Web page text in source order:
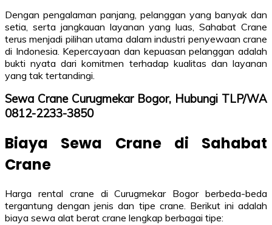
Dengan pengalaman panjang, pelanggan yang banyak dan
setia, serta jangkauan layanan yang luas, Sahabat Crane
terus menjadi pilihan utama dalam industri penyewaan crane
di Indonesia. Kepercayaan dan kepuasan pelanggan adalah
bukti nyata dari komitmen terhadap kualitas dan layanan
yang tak tertandingi.
Sewa Crane Curugmekar Bogor, Hubungi TLP/WA
0812-2233-3850
Biaya Sewa Crane di Sahabat
Crane
Harga rental crane di Curugmekar Bogor berbeda-beda
tergantung dengan jenis dan tipe crane. Berikut ini adalah
biaya sewa alat berat crane lengkap berbagai tipe: